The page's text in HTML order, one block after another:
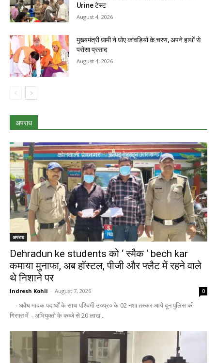
Urine टेस्ट
August 4, 2026
मुख्यमंत्री धामी ने धोए कांवड़ियों के चरण, अपने हाथों से
परोसा प्रसाद
August 4, 2026
अपराध
अपराध
Dehradun ke students को ‘ स्मैक ‘ bech kar
कमाया मुनाफा, अब हॉस्टल, पीजी और फ्लैट में रहने वाले
थे निशाने पर
Indresh Kohli - August 7, 2026 0
- अवैध मादक पदार्थों के साथ पश्चिमी उ०प्र० के 02 नशा तस्कर आये दून पुलिस की
गिरफ्त में - अभियुक्तों के कब्जे से 20 लाख...